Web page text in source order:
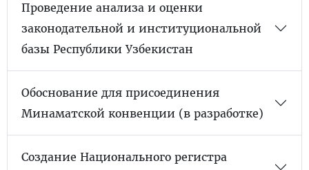
Проведение анализа и оценки
законодательной и институциональной
базы Республики Узбекистан
Обоснование для присоединения
Минаматской конвенции (в разработке)
Создание Национального регистра